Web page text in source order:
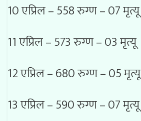
10 एप्रिल – 558 रुग्ण – 07 मृत्यू
11 एप्रिल – 573 रुग्ण – 03 मृत्यू
12 एप्रिल – 680 रुग्ण – 05 मृत्यू
13 एप्रिल – 590 रुग्ण – 07 मृत्यू